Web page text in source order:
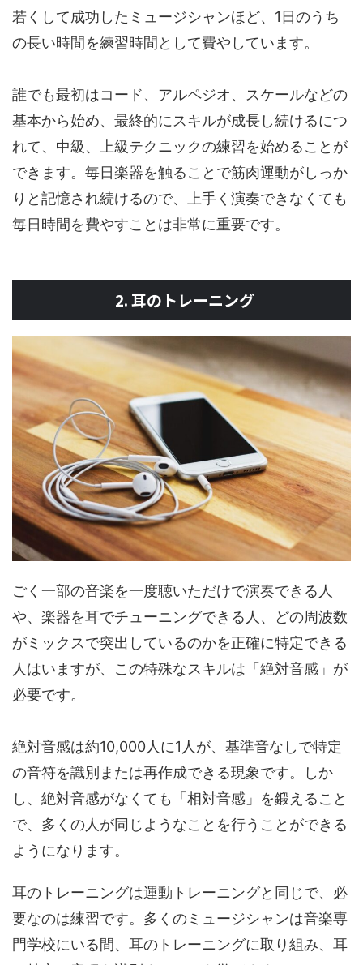
若くして成功したミュージシャンほど、1日のうち
の長い時間を練習時間として費やしています。
誰でも最初はコード、アルペジオ、スケールなどの
基本から始め、最終的にスキルが成長し続けるにつ
れて、中級、上級テクニックの練習を始めることが
できます。毎日楽器を触ることで筋肉運動がしっか
りと記憶され続けるので、上手く演奏できなくても
毎日時間を費やすことは非常に重要です。
2. 耳のトレーニング
ごく一部の音楽を一度聴いただけで演奏できる人
や、楽器を耳でチューニングできる人、どの周波数
がミックスで突出しているのかを正確に特定できる
人はいますが、この特殊なスキルは「絶対音感」が
必要です。
絶対音感は約10,000人に1人が、基準音なしで特定
の音符を識別または再作成できる現象です。しか
し、絶対音感がなくても「相対音感」を鍛えること
で、多くの人が同じようなことを行うことができる
ようになります。
耳のトレーニングは運動トレーニングと同じで、必
要なのは練習です。多くのミュージシャンは音楽専
門学校にいる間、耳のトレーニングに取り組み、耳